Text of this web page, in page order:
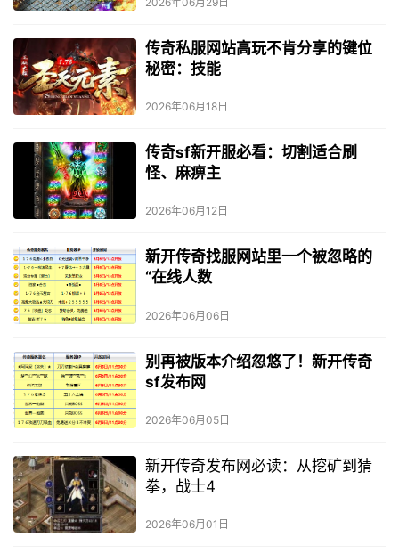
传奇私服网站高玩不肯分享的键位
秘密：技能
2026年06月18日
传奇sf新开服必看：切割适合刷
怪、麻痹主
2026年06月12日
新开传奇找服网站里一个被忽略的
“在线人数
2026年06月06日
别再被版本介绍忽悠了！新开传奇
sf发布网
2026年06月05日
新开传奇发布网必读：从挖矿到猜
拳，战士4
2026年06月01日